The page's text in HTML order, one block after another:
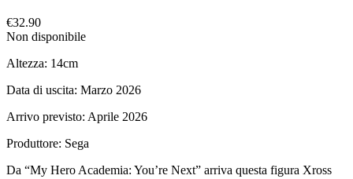
€32.90
Non disponibile
Altezza: 14cm
Data di uscita: Marzo 2026
Arrivo previsto: Aprile 2026
Produttore: Sega
Da “My Hero Academia: You’re Next” arriva questa figura Xross